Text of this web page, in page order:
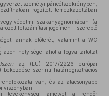
személyi páncélszekrényben,
rögzített lemezkazettában
szakanyagnormában (a
felszámítási jogcímen – szereplő
annak előterét, valamint a WC
azon helyisége, ahol a fogva tartottat
az (EU) 2017/2226 európai
szerinti határregisztrációs
van, és az alacsonyabb
viszonyban,
amelyet a rendőr